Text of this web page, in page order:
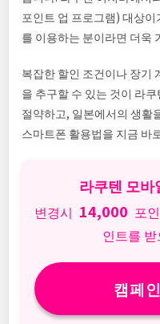
포인트 업 프로그램) 대상
를 이용하는 분이라면 더욱
복잡한 할인 조건이나 장기
을 추구할 수 있는 것이 라
절약하고, 일본에서의 생활
스마트폰 활용법을 지금 바
라쿠텐 모바
변경시 14,000 포
인트를
캠페